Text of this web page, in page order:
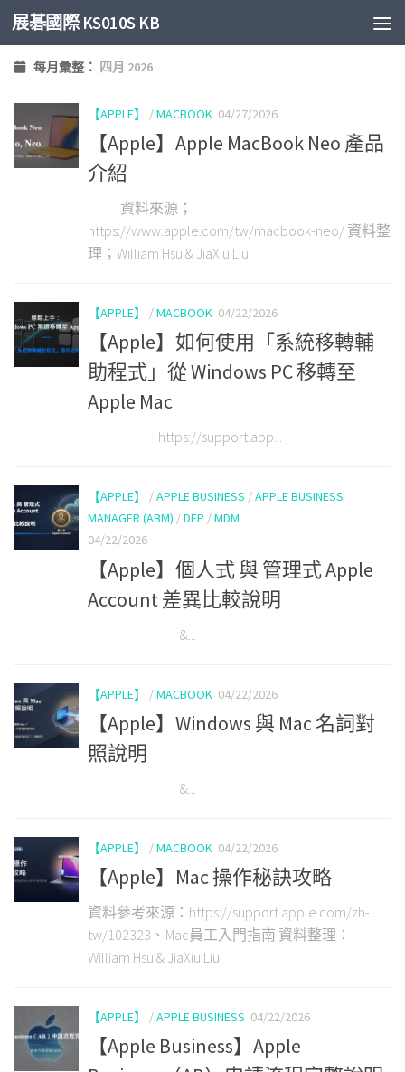
Skip to content
展碁國際 KS010S KB
每月彙整： 四月 2026
【APPLE】 /MACBOOK 04/27/2026
【Apple】Apple MacBook Neo 產品
介紹
資料來源；
https://www.apple.com/tw/macbook-neo/ 資料整
理；William Hsu & JiaXiu Liu
【APPLE】 /MACBOOK 04/22/2026
【Apple】如何使用「系統移轉輔
助程式」從 Windows PC 移轉至
Apple Mac
https://support.app...
【APPLE】 /APPLE BUSINESS /APPLE BUSINESS
MANAGER (ABM) /DEP /MDM
04/22/2026
【Apple】個人式 與 管理式 Apple
Account 差異比較說明
&...
【APPLE】 /MACBOOK 04/22/2026
【Apple】Windows 與 Mac 名詞對
照說明
&...
【APPLE】 /MACBOOK 04/22/2026
【Apple】Mac 操作秘訣攻略
資料參考來源：https://support.apple.com/zh-
tw/102323、Mac員工入門指南 資料整理：
William Hsu & JiaXiu Liu
【APPLE】 /APPLE BUSINESS 04/22/2026
【Apple Business】Apple